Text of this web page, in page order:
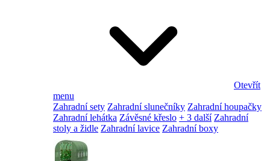
Otevřít
menu
Zahradní sety Zahradní slunečníky Zahradní houpačky
Zahradní lehátka Závěsné křeslo + 3 další Zahradní
stoly a židle Zahradní lavice Zahradní boxy